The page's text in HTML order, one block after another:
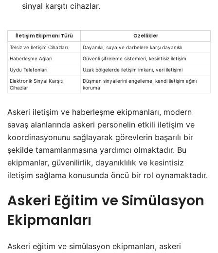
sinyal karşıtı cihazlar.
İletişim Ekipmanı Türü Özellikler
Telsiz ve İletişim Cihazları
Dayanıklı, suya ve darbelere karşı dayanıklı
Haberleşme Ağları
Güvenli şifreleme sistemleri, kesintisiz iletişim
Uydu Telefonları
Uzak bölgelerde iletişim imkanı, veri iletişimi
Elektronik Sinyal Karşıtı
Cihazlar
Düşman sinyallerini engelleme, kendi iletişim ağını
koruma
Askeri iletişim ve haberleşme ekipmanları, modern
savaş alanlarında askeri personelin etkili iletişim ve
koordinasyonunu sağlayarak görevlerin başarılı bir
şekilde tamamlanmasına yardımcı olmaktadır. Bu
ekipmanlar, güvenilirlik, dayanıklılık ve kesintisiz
iletişim sağlama konusunda öncü bir rol oynamaktadır.
Askeri Eğitim ve Simülasyon
Ekipmanları
Askeri eğitim ve simülasyon ekipmanları, askeri